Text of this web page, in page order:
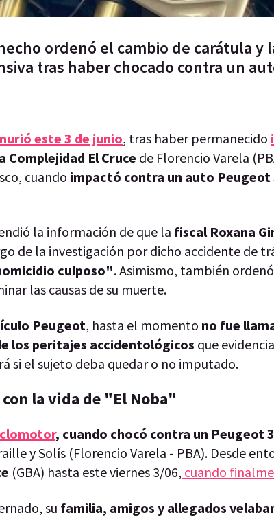
ordenó el cambio de carátula y
tras haber chocado contra un
este 3 de junio, tras haber permanecido
Complejidad El Cruce de Florencio Varela
cuando impactó contra un auto Peugeot
la información de que la fiscal Roxana
de la investigación por dicho accidente de
culposo". Asimismo, también
las causas de su muerte.
Peugeot, hasta el momento no fue
los peritajes accidentológicos que
si el sujeto deba quedar o no imputado.
la vida de "El Noba"
, cuando chocó contra un Peugeot
y Solís (Florencio Varela - PBA). Desde
(GBA) hasta este viernes 3/06, cuando
su familia, amigos y allegados